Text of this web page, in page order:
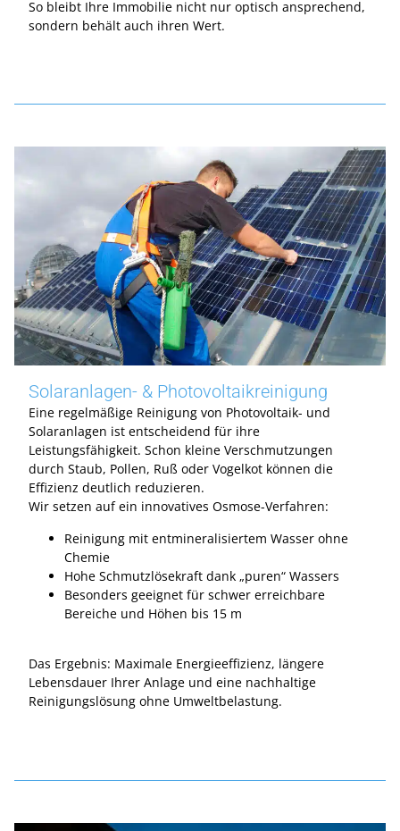
So bleibt Ihre Immobilie nicht nur optisch ansprechend,
sondern behält auch ihren Wert.
Solaranlagen- & Photovoltaikreinigung
Eine regelmäßige Reinigung von Photovoltaik- und
Solaranlagen ist entscheidend für ihre
Leistungsfähigkeit. Schon kleine Verschmutzungen
durch Staub, Pollen, Ruß oder Vogelkot können die
Effizienz deutlich reduzieren.
Wir setzen auf ein innovatives Osmose-Verfahren:
Reinigung mit entmineralisiertem Wasser ohne
Chemie
Hohe Schmutzlösekraft dank „puren“ Wassers
Besonders geeignet für schwer erreichbare
Bereiche und Höhen bis 15 m
Das Ergebnis: Maximale Energieeffizienz, längere
Lebensdauer Ihrer Anlage und eine nachhaltige
Reinigungslösung ohne Umweltbelastung.